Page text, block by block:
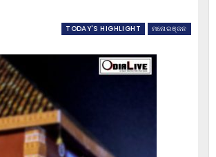
TODAY'S HIGHLIGHT ମନୋରଞ୍ଜନ